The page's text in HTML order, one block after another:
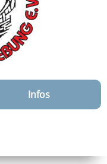
Infos